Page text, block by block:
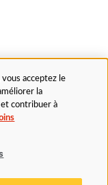
d’accessibilité
acceptez le
la
contribuer à